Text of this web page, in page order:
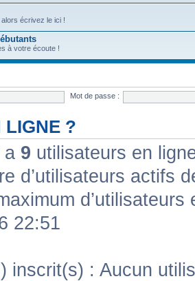
écrivez le ici !
à votre écoute !
Mot de passe :
LIGNE ?
a 9 utilisateurs en
d’utilisateurs actifs
22:51
inscrit(s) : Aucun